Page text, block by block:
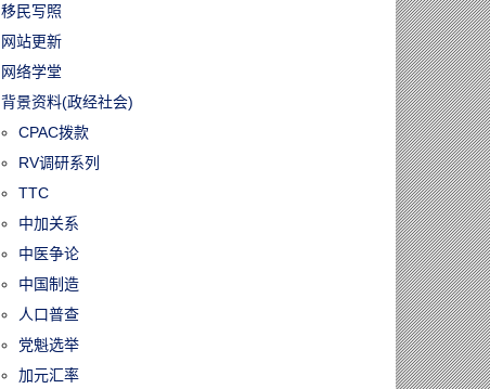
移民写照
网站更新
网络学堂
背景资料(政经社会)
CPAC拨款
RV调研系列
TTC
中加关系
中医争论
中国制造
人口普查
党魁选举
加元汇率